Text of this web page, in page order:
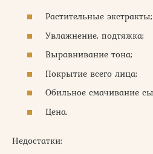
Растительные экстракты;
Увлажнение, подтяжка;
Выравнивание тона;
Покрытие всего лица;
Обильное смачивание
Цена.
Недостатки: